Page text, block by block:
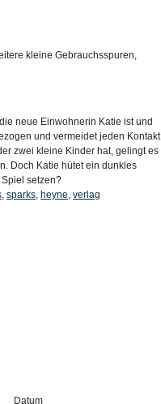
kleine Gebrauchsspuren,
neue Einwohnerin Katie ist und
und vermeidet jeden Kontakt
zwei kleine Kinder hat, gelingt es
Doch Katie hütet ein dunkles
setzen?
, sparks, heyne, verlag
Datum